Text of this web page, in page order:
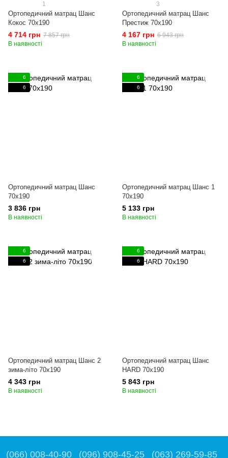
1
Ортопедичний матрац Шанс
Кокос 70x190
4 714 грн 7 857 грн
В наявності
3
Ортопедичний матрац Шанс
Престиж 70x190
4 167 грн 6 943 грн
В наявності
6
6
Ортопедичний матрац Шанс
70x190
3 836 грн
В наявності
6
6
Ортопедичний матрац Шанс 1
70x190
5 133 грн
В наявності
6
6
Ортопедичний матрац Шанс 2
зима-літо 70x190
4 343 грн
В наявності
6
6
Ортопедичний матрац Шанс
HARD 70x190
5 843 грн
В наявності
(066) 008-40-90 (096) 908-45-25 (063) 269-59-85